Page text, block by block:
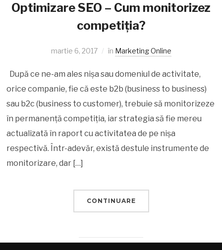
Optimizare SEO – Cum monitorizez
competiția?
martie 6, 2017 în Marketing Online
După ce ne-am ales nișa sau domeniul de activitate,
orice companie, fie că este b2b (business to business)
sau b2c (business to customer), trebuie să monitorizeze
în permanență competiția, iar strategia să fie mereu
actualizată în raport cu activitatea de pe nișa
respectivă. Într-adevăr, există destule instrumente de
monitorizare, dar […]
CONTINUARE